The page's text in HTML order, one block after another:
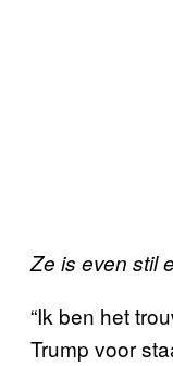
Ze is even stil
“Ik ben het
Trump voor